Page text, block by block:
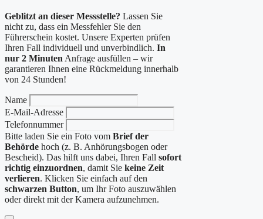
Geblitzt an dieser Messstelle? Lassen Sie
nicht zu, dass ein Messfehler Sie den
Führerschein kostet. Unsere Experten prüfen
Ihren Fall individuell und unverbindlich. In
nur 2 Minuten Anfrage ausfüllen – wir
garantieren Ihnen eine Rückmeldung innerhalb
von 24 Stunden!
Name
E-Mail-Adresse
Telefonnummer
Bitte laden Sie ein Foto vom Brief der
Behörde hoch (z. B. Anhörungsbogen oder
Bescheid). Das hilft uns dabei, Ihren Fall sofort
richtig einzuordnen, damit Sie keine Zeit
verlieren. Klicken Sie einfach auf den
schwarzen Button, um Ihr Foto auszuwählen
oder direkt mit der Kamera aufzunehmen.